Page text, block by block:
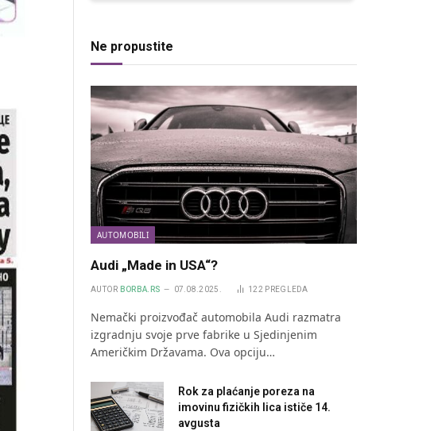
Ne propustite
AUTOMOBILI
Audi „Made in USA“?
AUTOR BORBA.RS 07.08.2025. 122 PREGLEDA
Nemački proizvođač automobila Audi razmatra
izgradnju svoje prve fabrike u Sjedinjenim
Američkim Državama. Ova opciju…
Rok za plaćanje poreza na
imovinu fizičkih lica ističe 14.
avgusta